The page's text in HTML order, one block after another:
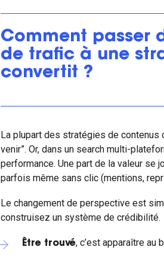
Comment passer
de trafic à une
convertit ?
La plupart des stratégies de contenus
venir”. Or, dans un search multi-
performance. Une part de la valeur se
parfois même sans clic (mentions,
Le changement de perspective est
construisez un système de crédibilité.
Être trouvé, c’est apparaître au